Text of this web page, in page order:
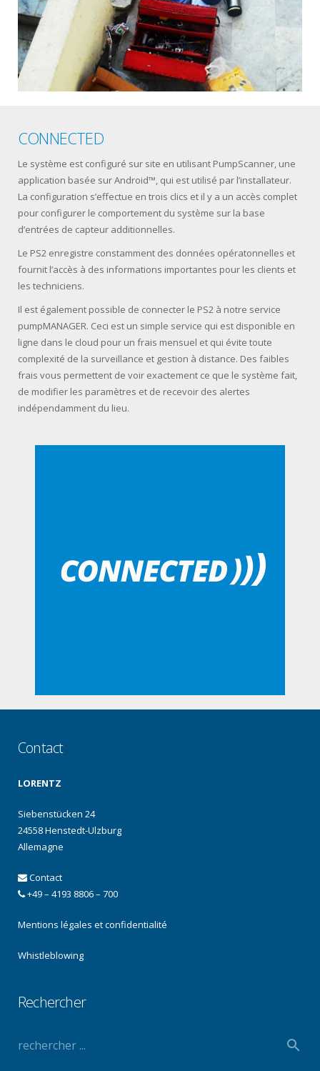
CONNECTED
Le système est configuré sur site en utilisant PumpScanner, une
application basée sur Android™, qui est utilisé par l’installateur.
La configuration s’effectue en trois clics et il y a un accès complet
pour configurer le comportement du système sur la base
d’entrées de capteur additionnelles.
Le PS2 enregistre constamment des données opératonnelles et
fournit l’accès à des informations importantes pour les clients et
les techniciens.
Il est également possible de connecter le PS2 à notre service
pumpMANAGER. Ceci est un simple service qui est disponible en
ligne dans le cloud pour un frais mensuel et qui évite toute
complexité de la surveillance et gestion à distance. Des faibles
frais vous permettent de voir exactement ce que le système fait,
de modifier les paramètres et de recevoir des alertes
indépendamment du lieu.
Contact
LORENTZ
Siebenstücken 24
24558 Henstedt-Ulzburg
Allemagne
Contact
+49 – 4193 8806 – 700
Mentions légales et confidentialité
Whistleblowing
Rechercher